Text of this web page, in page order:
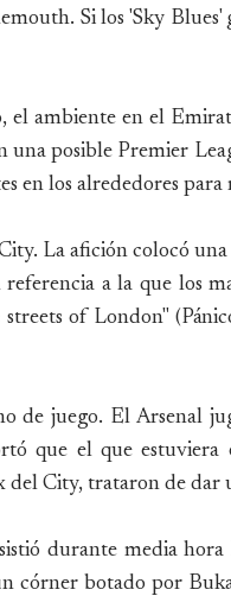
Si los 'Sky Blues'
el ambiente en el
una posible Premier
en los alrededores
La afición colocó
referencia a la que los
of London"
de juego. El Arsenal
que el que estuviera
del City, trataron de dar
durante media
córner botado por